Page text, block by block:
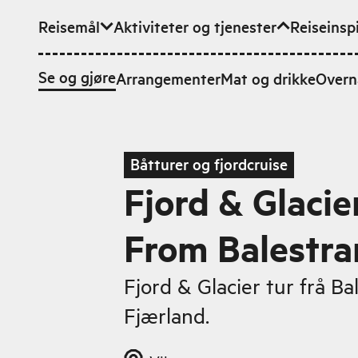
Hopp til hovedinnhold
Reisemål Aktiviteter og tjenester
Se og gjøreArrangementerMat og drikke
Båtturer og fjordcruise
Fjord &
From
Fjord & Glacier tur frå
Fjærland.